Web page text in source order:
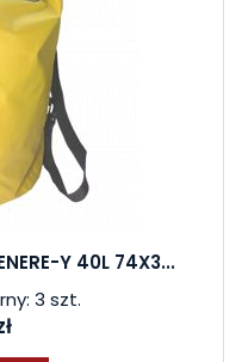
Y 40L 74X3...
3 szt.